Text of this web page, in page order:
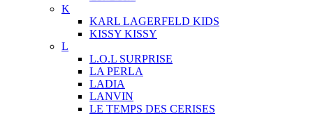
K
KARL LAGERFELD KIDS
KISSY KISSY
L
L.O.L SURPRISE
LA PERLA
LADIA
LANVIN
LE TEMPS DES CERISES